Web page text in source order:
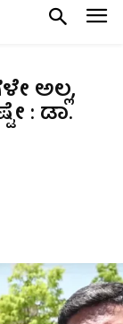
ಅಲ್ಲ,
: ಡಾ.